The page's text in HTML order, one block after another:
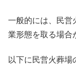
一般的には、民営
業形態を取る場合
以下に民営火葬